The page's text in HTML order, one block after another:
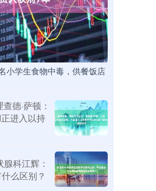
小学生食物中毒，供餐饭店
德·萨顿：
进入以持
科江辉：
么区别？